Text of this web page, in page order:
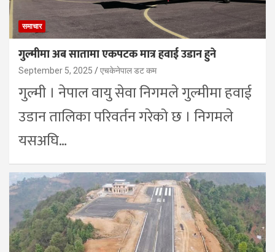
समाचार
गुल्मीमा अब सातामा एकपटक मात्र हवाई उडान हुने
September 5, 2025 एचकेनेपाल डट कम
गुल्मी । नेपाल वायु सेवा निगमले गुल्मीमा हवाई
उडान तालिका परिवर्तन गरेको छ । निगमले
यसअघि…